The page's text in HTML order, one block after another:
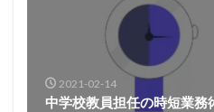
2021-02-14
中学校教員担任の時短業務